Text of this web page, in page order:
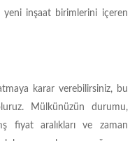
inşaat birimlerini içeren
karar verebilirsiniz, bu
Mülkünüzün durumu,
fiyat aralıkları ve zaman